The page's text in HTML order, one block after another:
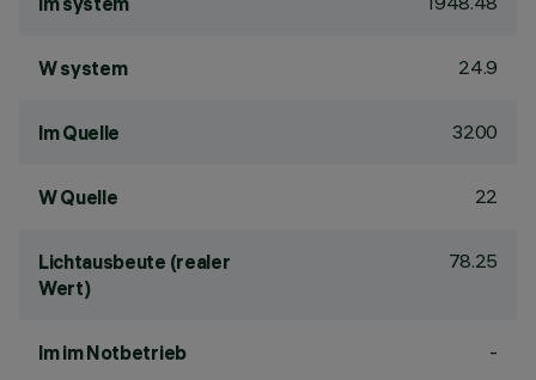
W system 24.9
lm Quelle 3200
W Quelle 22
Lichtausbeute (realer
Wert)
78.25
lm im Notbetrieb -